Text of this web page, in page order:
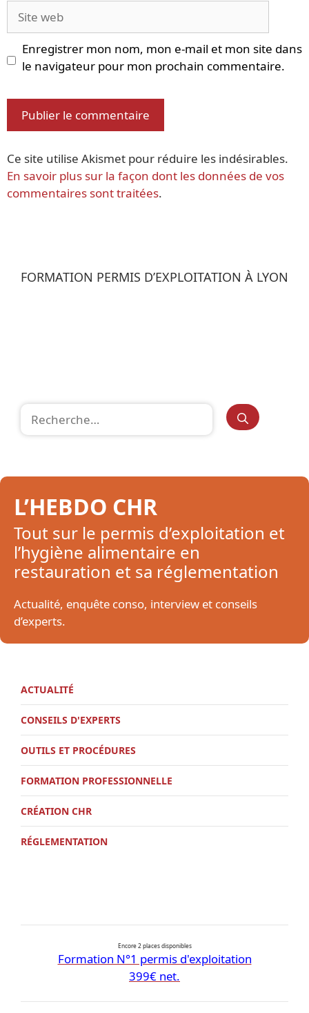
web
Enregistrer mon nom, mon e-mail et mon site dans
le navigateur pour mon prochain commentaire.
Ce site utilise Akismet pour réduire les indésirables.
En savoir plus sur la façon dont les données de vos
commentaires sont traitées.
FORMATION PERMIS D’EXPLOITATION À LYON
L’HEBDO CHR
Tout sur le permis d’exploitation et
l’hygiène alimentaire en
restauration et sa réglementation
Actualité, enquête conso, interview et conseils
d’experts.
ACTUALITÉ
CONSEILS D'EXPERTS
OUTILS ET PROCÉDURES
FORMATION PROFESSIONNELLE
CRÉATION CHR
RÉGLEMENTATION
Encore 2 places disponibles
Formation N°1 permis d'exploitation
399€ net.